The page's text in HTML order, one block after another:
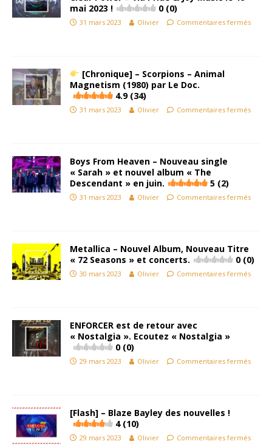
mai 2023 !
0 (0)
31 mars 2023 Olivier Commentaires fermés
[Chronique] – Scorpions – Animal
Magnetism (1980) par Le Doc.
4.9 (34)
31 mars 2023 Olivier Commentaires fermés
Boys From Heaven – Nouveau single
« Sarah » et nouvel album « The
Descendant » en juin.
5 (2)
31 mars 2023 Olivier Commentaires fermés
Metallica – Nouvel Album, Nouveau Titre
« 72 Seasons » et concerts.
0 (0)
30 mars 2023 Olivier Commentaires fermés
ENFORCER est de retour avec
« Nostalgia ». Ecoutez « Nostalgia »
0 (0)
29 mars 2023 Olivier Commentaires fermés
[Flash] – Blaze Bayley des nouvelles !
4 (10)
29 mars 2023 Olivier Commentaires fermés